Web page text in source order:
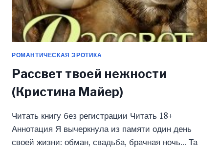
РОМАНТИЧЕСКАЯ ЭРОТИКА
Рассвет твоей нежности
(Кристина Майер)
Читать книгу без регистрации Читать 18+
Аннотация Я вычеркнула из памяти один день
своей жизни: обман, свадьба, брачная ночь… Та